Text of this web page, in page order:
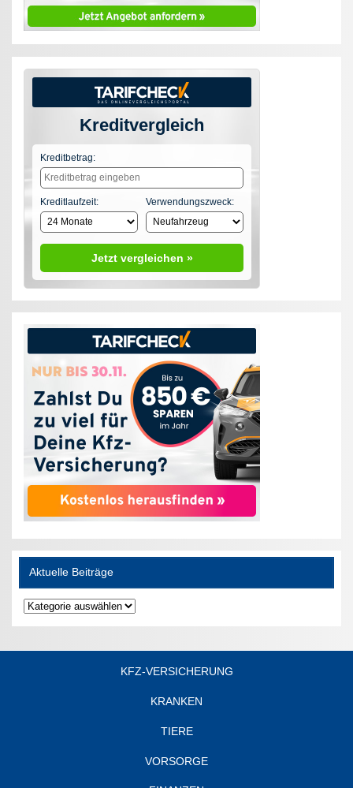
Kreditvergleich
Kreditbetrag:
Kreditlaufzeit: Verwendungszweck:
Jetzt vergleichen »
Aktuelle Beiträge
Aktuelle
Beiträge
KFZ-VERSICHERUNG
KRANKEN
TIERE
VORSORGE